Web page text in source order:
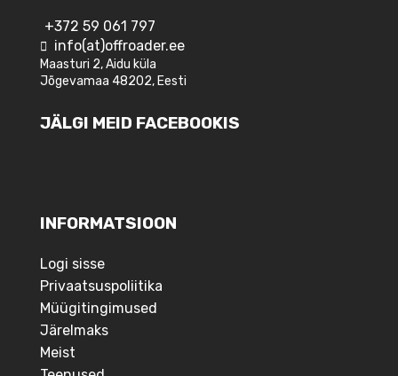
+372 59 061 797
info(at)offroader.ee
Maasturi 2, Aidu küla
Jõgevamaa 48202, Eesti
JÄLGI MEID FACEBOOKIS
INFORMATSIOON
Logi sisse
Privaatsuspoliitika
Müügitingimused
Järelmaks
Meist